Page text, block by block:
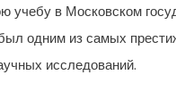
учебу в Московском
одним из самых
исследований.